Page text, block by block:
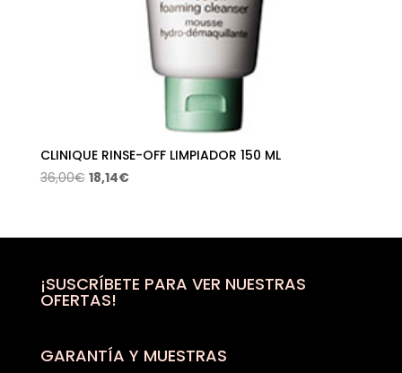
CLINIQUE RINSE-OFF LIMPIADOR 150 ML
36,00€ El
era:
18,14€El
es:
¡SUSCRÍBETE PARA VER NUESTRAS
OFERTAS!
GARANTÍA Y MUESTRAS